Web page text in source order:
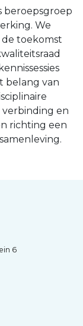
beroepsgroep
We
de toekomst
belang van
verbinding en
richting een
6